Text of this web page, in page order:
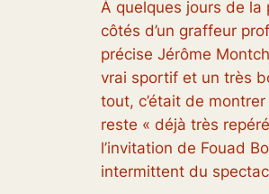
À quelques jours de
côtés d’un graffeur
précise Jérôme
vrai sportif et un très
tout, c’était de
reste « déjà très repéré
l’invitation de Fouad
intermittent du